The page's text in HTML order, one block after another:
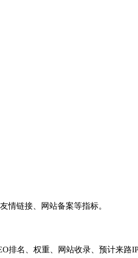
情链接、网站备案等指标。
名、权重、网站收录、预计来路